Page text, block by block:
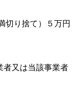
切り捨て）５万円
者又は当該事業者